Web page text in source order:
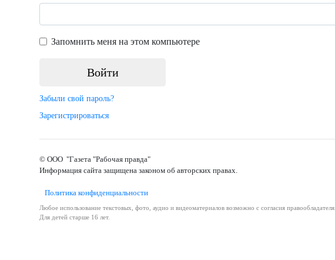
Запомнить меня на этом компьютере
Забыли свой пароль?
Зарегистрироваться
© ООО "Газета "Рабочая правда"
Информация сайта защищена законом об авторских правах.
Политика конфиденциальности
Любое использование текстовых, фото, аудио и видеоматериалов возможно с согласия правообладателя.
Для детей старше 16 лет.